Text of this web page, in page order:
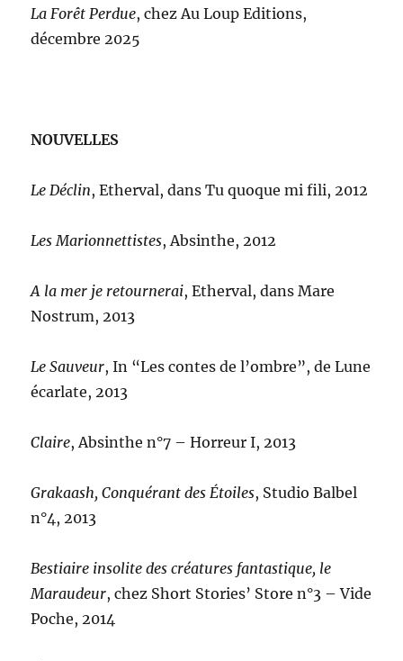
La Forêt Perdue, chez Au Loup Editions,
décembre 2025
NOUVELLES
Le Déclin, Etherval, dans Tu quoque mi fili, 2012
Les Marionnettistes, Absinthe, 2012
A la mer je retournerai, Etherval, dans Mare
Nostrum, 2013
Le Sauveur, In “Les contes de l’ombre”, de Lune
écarlate, 2013
Claire, Absinthe n°7 – Horreur I, 2013
Grakaash, Conquérant des Étoiles, Studio Balbel
n°4, 2013
Bestiaire insolite des créatures fantastique, le
Maraudeur, chez Short Stories’ Store n°3 – Vide
Poche, 2014